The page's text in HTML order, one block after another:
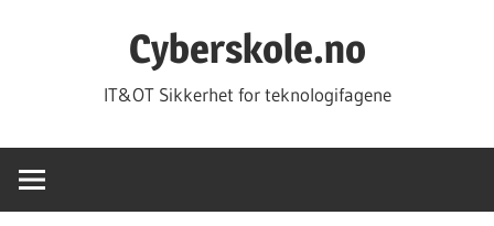
Cyberskole.no
IT&OT Sikkerhet for teknologifagene